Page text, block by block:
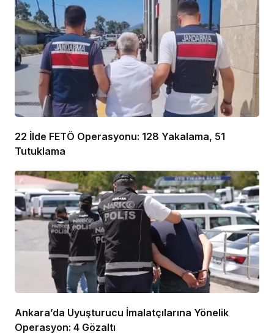
22 İlde FETÖ Operasyonu: 128 Yakalama, 51
Tutuklama
Ankara’da Uyuşturucu İmalatçılarına Yönelik
Operasyon: 4 Gözaltı